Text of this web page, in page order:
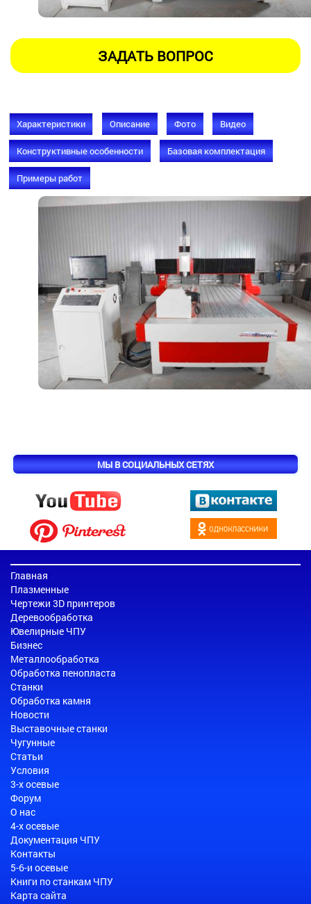
Характеристики Описание Фото Видео
Конструктивные особенности Базовая комплектация
Примеры работ
МЫ В СОЦИАЛЬНЫХ СЕТЯХ
Главная
Плазменные
Чертежи 3D принтеров
Деревообработка
Ювелирные ЧПУ
Бизнес
Металлообработка
Обработка пенопласта
Станки
Обработка камня
Новости
Выставочные станки
Чугунные
Статьи
Условия
3-х осевые
Форум
О нас
4-х осевые
Документация ЧПУ
Контакты
5-6-и осевые
Книги по станкам ЧПУ
Карта сайта